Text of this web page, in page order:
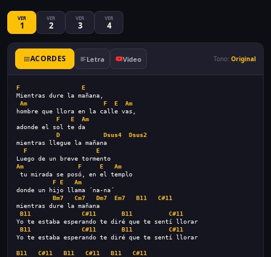
VER
1
VER
2
VER
3
VER
4
ACORDES Letra Video Tono: Original
F
E
Mientras dure la mañana,
Am
F E
Am
hombre que llora en la calle vas,
F
E
Am
adonde el sol te da
D
Dsus4
Dsus2
mientras llegue la mañana
F
E
Luego de un breve tormento
Am
F E
Am
tu mirada se posó, en el templo
F E
Am
donde un hijo llama ´na-na´
Bm7
Cm7 Dm7 Em7 B11
C#11
mientras dure la mañana
B11
C#11 B11
C#11
Yo te estaba esperando te diré que te sentí llorar
B11
C#11 B11
C#11
Yo te estaba esperando te diré que te sentí llorar
B11 C#11 B11 C#11 B11 C#11